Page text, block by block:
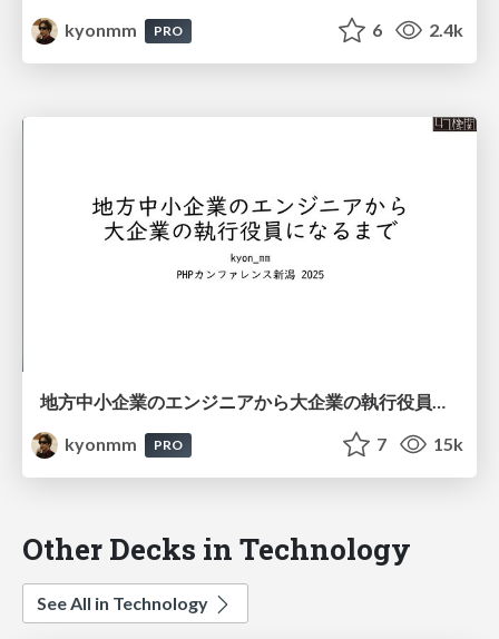
kyonmm
PRO 6 2.4k
地方中小企業のエンジニアから大企業の執行役員になるまで #phpcon_niigata / road to executive
kyonmm
PRO 7 15k
Other Decks in Technology
See All in Technology